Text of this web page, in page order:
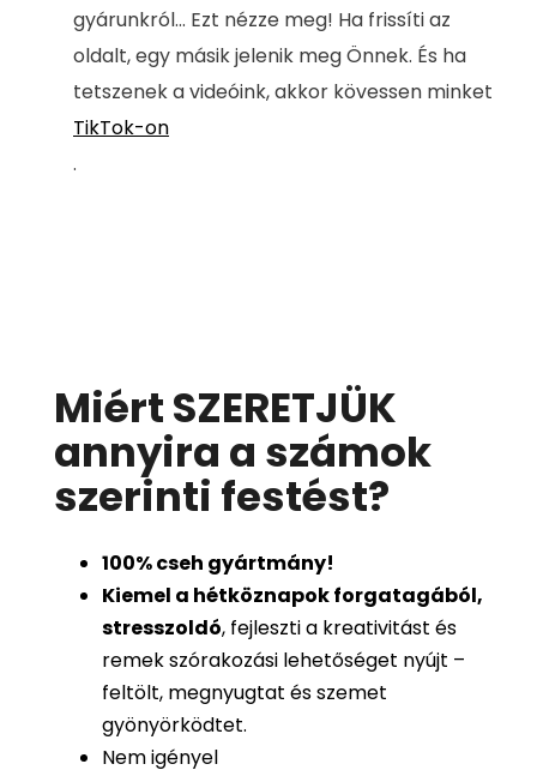
gyárunkról... Ezt nézze meg! Ha frissíti az
oldalt, egy másik jelenik meg Önnek. És ha
tetszenek a videóink, akkor kövessen minket
TikTok-on
.
Miért SZERETJÜK
annyira a számok
szerinti festést?
100%cseh gyártmány!
Kiemel a hétköznapok forgatagából,
stresszoldó, fejleszti a kreativitást és
remek szórakozási lehetőséget nyújt –
feltölt, megnyugtat és szemet
gyönyörködtet.
Nem igényel